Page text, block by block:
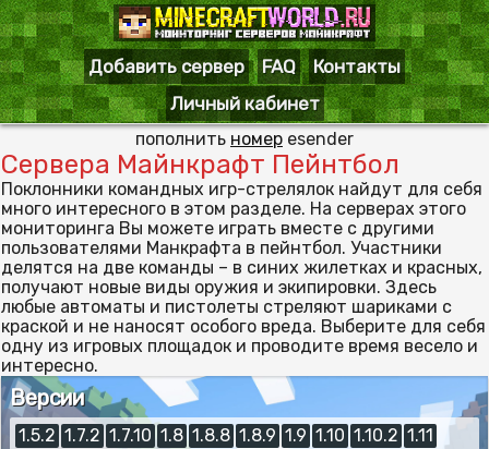
Добавить сервер FAQ
Контакты
Личный кабинет
пополнить номер esender
Сервера Майнкрафт Пейнтбол
Поклонники командных игр-стрелялок найдут для себя
много интересного в этом разделе. На серверах этого
мониторинга Вы можете играть вместе с другими
пользователями Манкрафта в пейнтбол. Участники
делятся на две команды – в синих жилетках и красных,
получают новые виды оружия и экипировки. Здесь
любые автоматы и пистолеты стреляют шариками с
краской и не наносят особого вреда. Выберите для себя
одну из игровых площадок и проводите время весело и
интересно.
Версии
1.5.2 1.7.2 1.7.10 1.8 1.8.8 1.8.9 1.9 1.10 1.10.2 1.11